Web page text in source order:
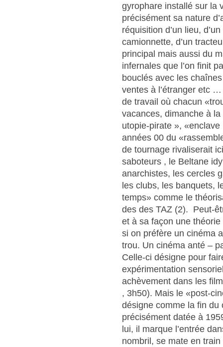
gyrophare installé sur la
précisément sa nature
réquisition d’un lieu,
camionnette, d’un
principal mais aussi du
infernales que l’on finit
bouclés avec les
ventes à l’étranger etc
de travail où chacun
vacances, dimanche à
utopie-pirate »,
années 00 du
de tournage rivaliserait
saboteurs , le Beltane
anarchistes, les cercles
les clubs, les banquets,
temps» comme le
des des TAZ (2). Peut-
et à sa façon une
si on préfère un cinéma
trou. Un cinéma anté –
Celle-ci désigne pour
expérimentation
achèvement dans les
, 3h50). Mais le «post-
désigne comme la fin du
précisément datée à
lui, il marque l’entrée
nombril, se mate en train